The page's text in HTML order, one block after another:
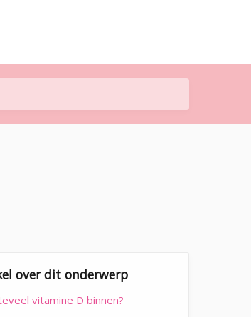
over dit onderwerp
vitamine D binnen?